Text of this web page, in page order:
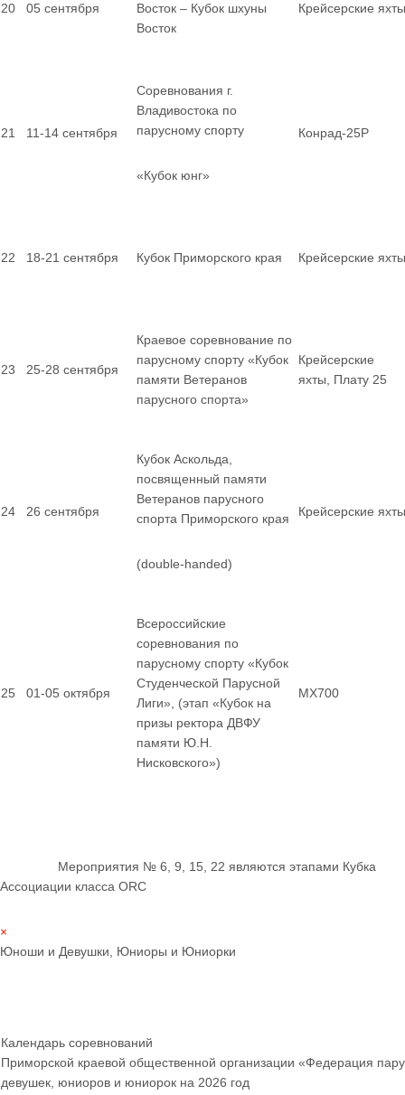
20 05 сентября
Восток – Кубок шхуны
Восток
Крейсерские яхты
21 11-14 сентября
Соревнования г.
Владивостока по
парусному спорту
«Кубок юнг»
Конрад-25Р
22 18-21 сентября Кубок Приморского края Крейсерские яхты
23 25-28 сентября
Краевое соревнование по
парусному спорту «Кубок
памяти Ветеранов
парусного спорта»
Крейсерские
яхты, Плату 25
24 26 сентября
Кубок Аскольда,
посвященный памяти
Ветеранов парусного
спорта Приморского края
(double-handed)
Крейсерские яхты
25 01-05 октября
Всероссийские
соревнования по
парусному спорту «Кубок
Студенческой Парусной
Лиги», (этап «Кубок на
призы ректора ДВФУ
памяти Ю.Н.
Нисковского»)
MX700
Мероприятия № 6, 9, 15, 22 являются этапами Кубка
Ассоциации класса ORC
×
Юноши и Девушки, Юниоры и Юниорки
Календарь соревнований
Приморской краевой общественной организации «Федерация
девушек, юниоров и юниорок на 2026 год